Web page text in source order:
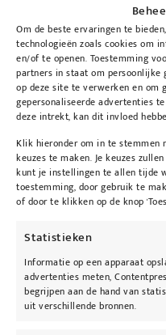
Om de beste ervaringen te
technologieën zoals cookies om
en/of te openen. Toestemming
partners in staat om persoonlijke
op deze site te verwerken en om
gepersonaliseerde advertenties
deze intrekt, kan dit invloed
Klik hieronder om in te stemmen
keuzes te maken. Je keuzes
kunt je instellingen te allen tijde
toestemming, door gebruik te
of door te klikken op de knop
Statistieken
Informatie op een apparaat
advertenties meten,
begrijpen aan de hand van
uit verschillende bronnen.
Beschrijving
Gebruiksaanwijzing
Gebruik eenmaal
decolleté indien
in.
Huidtypen